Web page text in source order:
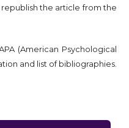
the article from the
(American Psychological
and list of bibliographies.